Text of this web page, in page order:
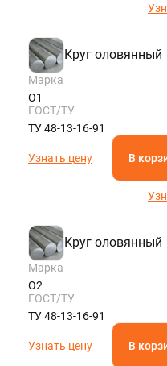
Круг оловянный
Марка
О1
ГОСТ/ТУ
ТУ 48-13-16-91
Узнать цену В
Круг оловянный
Марка
О2
ГОСТ/ТУ
ТУ 48-13-16-91
Узнать цену В